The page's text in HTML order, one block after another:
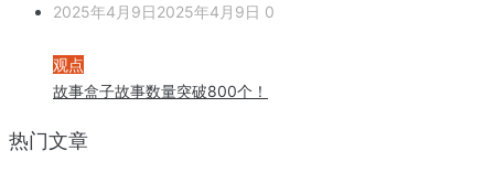
2025年4月9日2025年4月9日 0
观点
故事盒子故事数量突破800个！
热门文章